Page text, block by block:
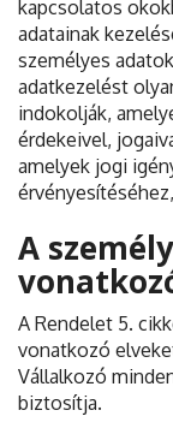
kapcsolatos
adatainak
személyes
adatkezelést
indokolják,
érdekeivel,
amelyek jogi
A
A Rendelet 5.
vonatkozó
Vállalkozó
biztosítja.